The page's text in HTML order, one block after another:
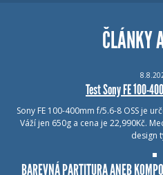
ČLÁNKY
Test Sony FE 100-
Sony FE 100-400mm f/5.6-8 OSS je
Váží jen 650g a cena je 22,990Kč.
design
BAREVNÁ PARTITURA ANEB